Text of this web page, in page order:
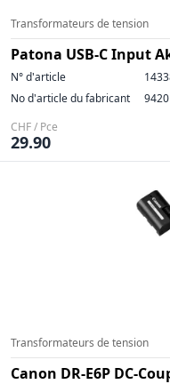
Transformateurs de tension
Patona USB-C Input
N° d'article
No d'article du fabricant
9420
CHF / Pce
29.90
Transformateurs de tension
Canon DR-E6P DC-